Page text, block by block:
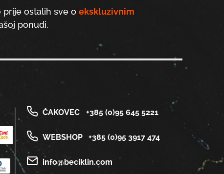
prije ostalih sve o ekskluzivnim
ponudi.
ČAKOVEC +385 (0)95 645 5221
WEBSHOP +385 (0)95 3917 474
info@beciklin.com